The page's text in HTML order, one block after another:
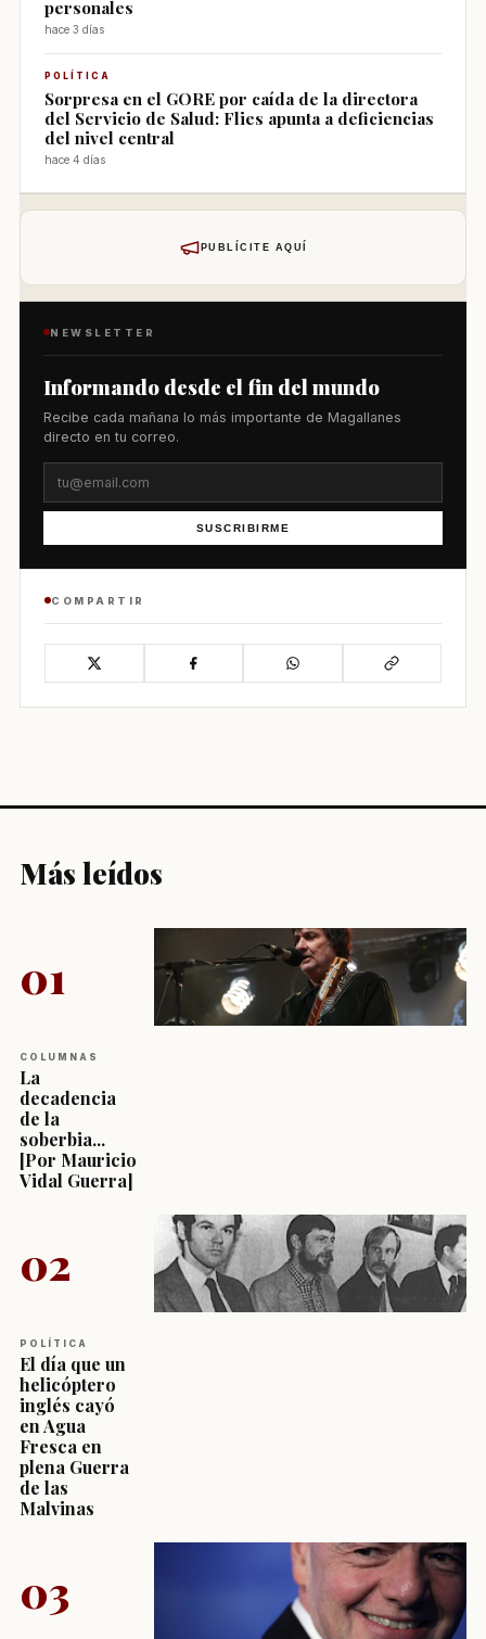
personales
hace 3 días
POLÍTICA
Sorpresa en el GORE por caída de la directora
del Servicio de Salud: Flies apunta a deficiencias
del nivel central
hace 4 días
PUBLÍCITE AQUÍ
NEWSLETTER
Informando desde el fin del mundo
Recibe cada mañana lo más importante de Magallanes
directo en tu correo.
SUSCRIBIRME
COMPARTIR
Más leídos
01
COLUMNAS
La
decadencia
de la
soberbia...
[Por Mauricio
Vidal Guerra]
02
POLÍTICA
El día que un
helicóptero
inglés cayó
en Agua
Fresca en
plena Guerra
de las
Malvinas
03